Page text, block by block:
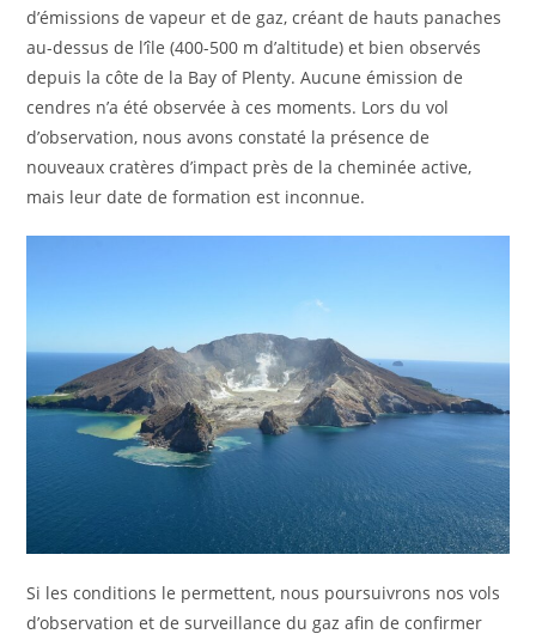
d’émissions de vapeur et de gaz, créant de hauts panaches
au-dessus de l’île (400-500 m d’altitude) et bien observés
depuis la côte de la Bay of Plenty. Aucune émission de
cendres n’a été observée à ces moments. Lors du vol
d’observation, nous avons constaté la présence de
nouveaux cratères d’impact près de la cheminée active,
mais leur date de formation est inconnue.
Si les conditions le permettent, nous poursuivrons nos vols
d’observation et de surveillance du gaz afin de confirmer